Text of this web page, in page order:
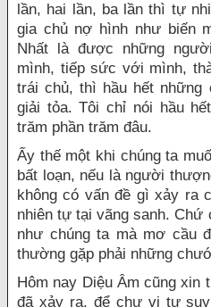
lần, hai lần, ba lần thì tự
gia chủ nợ hình như biến
Nhất là được những
mình, tiếp sức với mình,
trái chủ, thì hầu hết những
giải tỏa. Tôi chỉ nói hầu
trăm phần trăm đâu.
Ấy thế một khi chúng ta
bất loạn, nếu là người
không có vấn đề gì xảy ra
nhiên tự tại vãng sanh. Chứ
như chúng ta mà mơ cầu
thường gặp phải những
Hôm nay Diệu Âm cũng xin
đã xảy ra, để chư vị tự